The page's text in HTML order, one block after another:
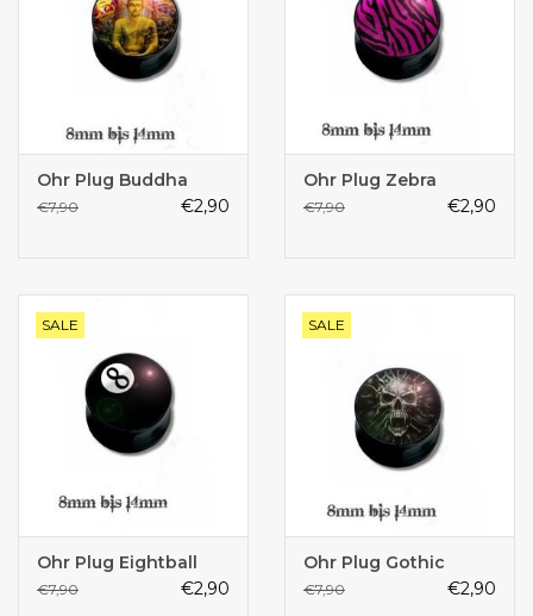
Ohr Plug Buddha
€7,90 €2,90
Ohr Plug Zebra
€7,90 €2,90
SALE
Ohr Plug Eightball
€7,90 €2,90
SALE
Ohr Plug Gothic
€7,90 €2,90